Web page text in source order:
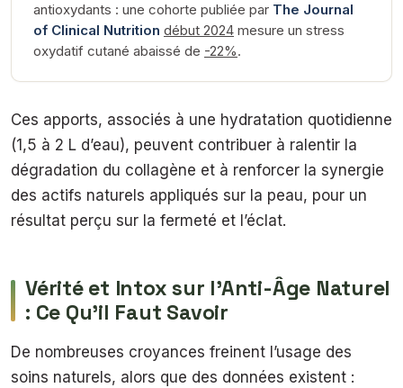
antioxydants : une cohorte publiée par The Journal
of Clinical Nutrition début 2024 mesure un stress
oxydatif cutané abaissé de -22%.
Ces apports, associés à une hydratation quotidienne
(1,5 à 2 L d’eau), peuvent contribuer à ralentir la
dégradation du collagène et à renforcer la synergie
des actifs naturels appliqués sur la peau, pour un
résultat perçu sur la fermeté et l’éclat.
Vérité et Intox sur l’Anti-Âge Naturel
: Ce Qu’il Faut Savoir
De nombreuses croyances freinent l’usage des
soins naturels, alors que des données existent :